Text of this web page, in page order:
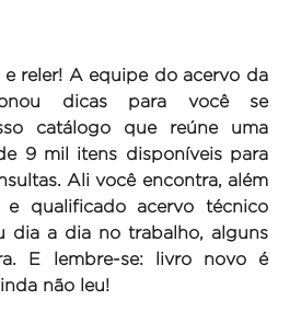
reler! A equipe do acervo da
dicas para você se
catálogo que reúne uma
9 mil itens disponíveis para
Ali você encontra, além
qualificado acervo técnico
dia a dia no trabalho, alguns
E lembre-se: livro novo é
não leu!